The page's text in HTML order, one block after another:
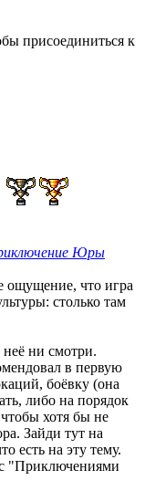
присоединиться к
Юры
ощущение, что игра
столько там
ни смотри.
в первую
боёвку (она
либо на порядок
хотя бы не
Зайди тут на
есть на эту тему.
с "Приключениями